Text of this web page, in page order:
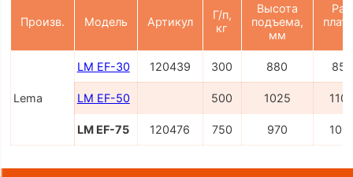
Произв. Модель Артикул
Г/п,
кг
Высота
подъема,
мм
Lema
LM EF-30 120439 300 880
LM EF-50 500 1025
LM EF-75 120476 750 970